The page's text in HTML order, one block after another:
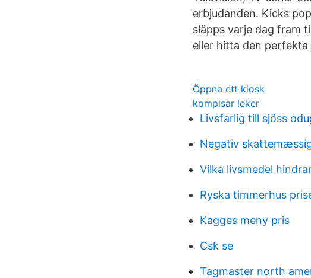
erbjudanden. Kicks
släpps varje dag fram
eller hitta den perfekta
Öppna ett kiosk
kompisar leker
Livsfarlig till sjöss
Negativ
Vilka livsmedel
Ryska timmerhus
Kagges meny pris
Csk se
Tagmaster north